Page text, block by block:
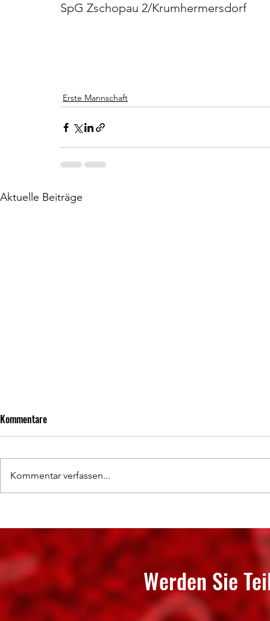
SpG Zschopau 2/Krumhermersdorf
Erste Mannschaft
Aktuelle Beiträge
Tugenden im
Kommentare
Kommentar verfassen...
Werden Sie